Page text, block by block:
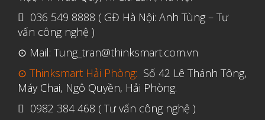
Tháng Tám 2019
Tháng Năm 2019
036 549 8888 ( GĐ Hà Nội: Anh Tùng – Tư
vấn công nghệ )
⊙ Mail: Tung_tran@thinksmart.com.vn
⊙ Thinksmart Hải Phòng: Số 42 Lê Thánh Tông,
Máy Chai, Ngô Quyền, Hải Phòng.
0982 384 468 ( Tư vấn công nghệ )